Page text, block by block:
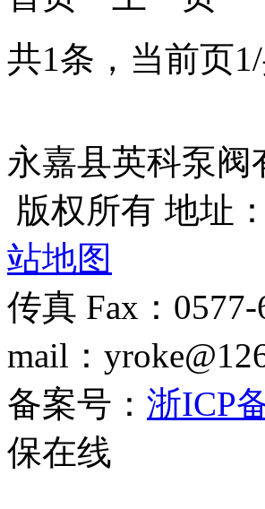
共1条，当前页
永嘉县英科泵阀
版权所有 地址
站地图
传真 Fax：
mail：
备案号： 浙ICP
保在线